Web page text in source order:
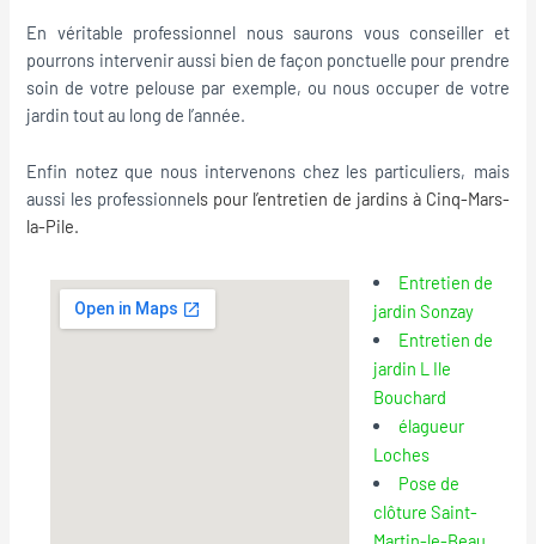
En véritable professionnel nous saurons vous conseiller et
pourrons intervenir aussi bien de façon ponctuelle pour prendre
soin de votre pelouse par exemple, ou nous occuper de votre
jardin tout au long de l’année.
Enfin notez que nous intervenons chez les particuliers, mais
aussi les professionnels pour l’entretien de jardins à Cinq-Mars-
la-Pile.
Entretien de
jardin Sonzay
Entretien de
jardin L Ile
Bouchard
élagueur
Loches
Pose de
clôture Saint-